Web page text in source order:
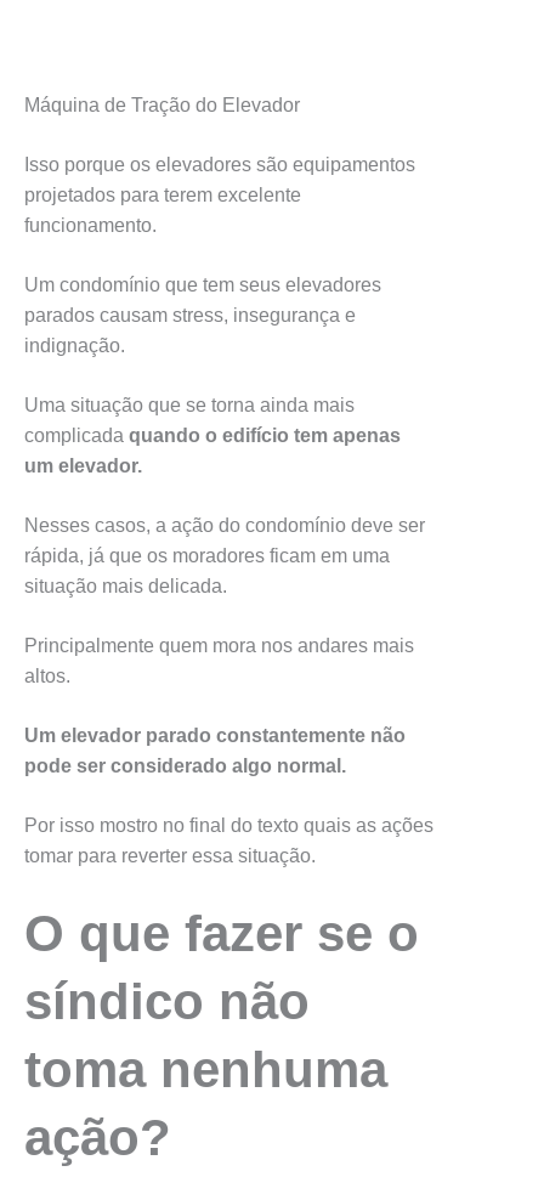
Máquina de Tração do Elevador
Isso porque os elevadores são equipamentos
projetados para terem excelente
funcionamento.
Um condomínio que tem seus elevadores
parados causam stress, insegurança e
indignação.
Uma situação que se torna ainda mais
complicada quando o edifício tem apenas
um elevador.
Nesses casos, a ação do condomínio deve ser
rápida, já que os moradores ficam em uma
situação mais delicada.
Principalmente quem mora nos andares mais
altos.
Um elevador parado constantemente não
pode ser considerado algo normal.
Por isso mostro no final do texto quais as ações
tomar para reverter essa situação.
O que fazer se o
síndico não
toma nenhuma
ação?